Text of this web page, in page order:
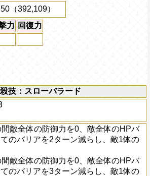
50（392,109）
力 回復力
技：スローバラード
敵全体の防御力を0、敵全体のHPバ
のバリアを2ターン減らし、敵1体の
敵全体の防御力を0、敵全体のHPバ
のバリアを3ターン減らし、敵1体の